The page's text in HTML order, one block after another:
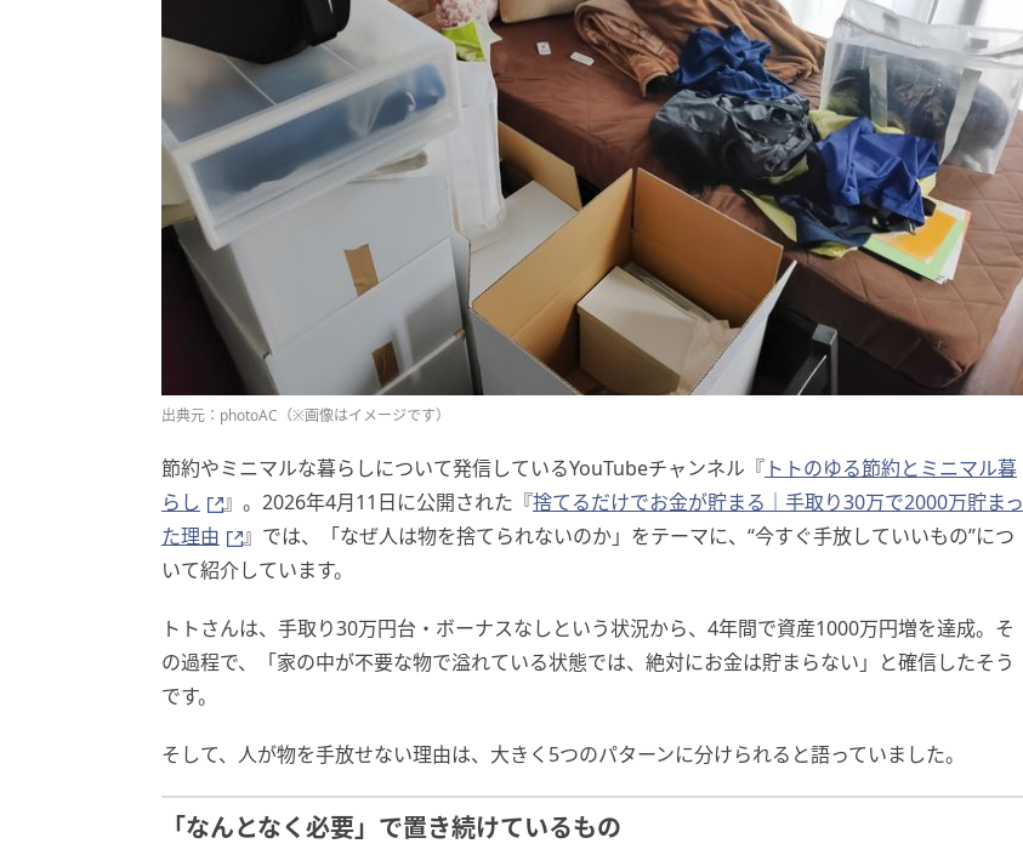
出典元：photoAC（※画像はイメージです）
節約やミニマルな暮らしについて発信しているYouTubeチャンネル『 トトのゆる節約とミニマル暮
らし
』。2026年4月11日に公開された『捨てるだけでお金が貯まる｜手取り30万で2000万貯まっ
た理由
』では、「なぜ人は物を捨てられないのか」をテーマに、“今すぐ手放していいもの”につ
いて紹介しています。
トトさんは、手取り30万円台・ボーナスなしという状況から、4年間で資産1000万円増を達成。そ
の過程で、「家の中が不要な物で溢れている状態では、絶対にお金は貯まらない」と確信したそう
です。
そして、人が物を手放せない理由は、大きく5つのパターンに分けられると語っていました。
「なんとなく必要」で置き続けているもの